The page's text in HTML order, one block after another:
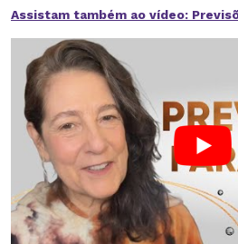
Assistam também ao vídeo: